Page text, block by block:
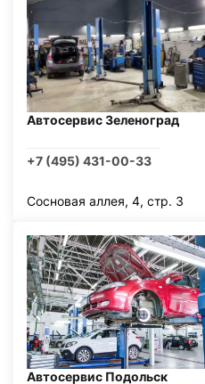
Автосервис Зеленоград
+7 (495) 431-00-33
Сосновая аллея, 4, стр. 3
Автосервис Подольск